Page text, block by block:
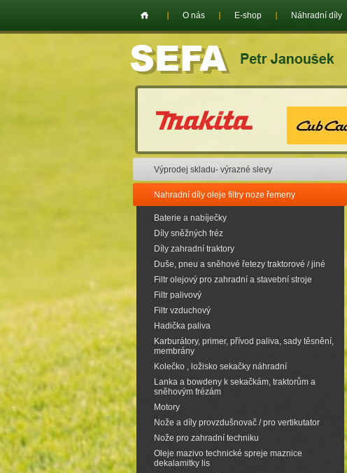
O nás E-shop Náhradní díly
Výprodej skladu- výrazné slevy
Nahradní díly oleje filtry noze řemeny
Baterie a nabíječky
Díly sněžných fréz
Díly zahradní traktory
Duše, pneu a sněhové řetezy traktorové / jiné
Filtr olejový pro zahradní a stavební stroje
Filtr palivový
Filtr vzduchový
Hadička paliva
Karburátory, primer, přívod paliva, sady těsnění,
membrány
Kolečko , ložisko sekačky náhradní
Lanka a bowdeny k sekačkám, traktorům a
sněhovým frézám
Motory
Nože a díly provzdušnovač / pro vertikutator
Nože pro zahradní techniku
Oleje mazivo technické spreje maznice
dekalamitky lis